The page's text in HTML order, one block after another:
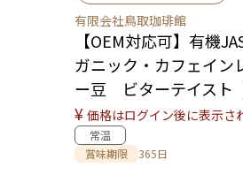
有限会社鳥取珈琲館
【OEM対応可】有機
ガニック・カフェイン
ー豆 ビターテイスト
¥ 価格はログイン後に表示さ
常温
賞味期限
365日